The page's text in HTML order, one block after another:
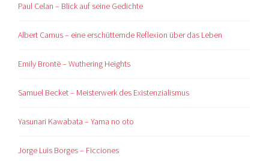
Paul Celan – Blick auf seine Gedichte
Albert Camus – eine erschütternde Reflexion über das Leben
Emily Brontë – Wuthering Heights
Samuel Becket – Meisterwerk des Existenzialismus
Yasunari Kawabata – Yama no oto
Jorge Luis Borges – Ficciones